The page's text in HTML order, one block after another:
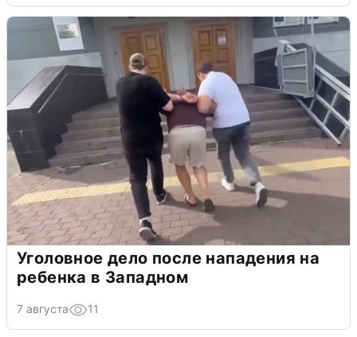
Уголовное дело после нападения на
ребенка в Западном
7 августа 11